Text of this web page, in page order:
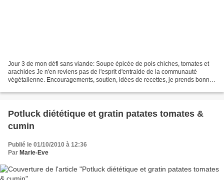
Jour 3 de mon défi sans viande: Soupe épicée de pois chiches, tomates et
arachides Je n'en reviens pas de l'esprit d'entraide de la communauté
végétalienne. Encouragements, soutien, idées de recettes, je prends bonne
Potluck diététique et gratin patates tomates &
cumin
Publié le 01/10/2010 à 12:36
Par Marie-Eve